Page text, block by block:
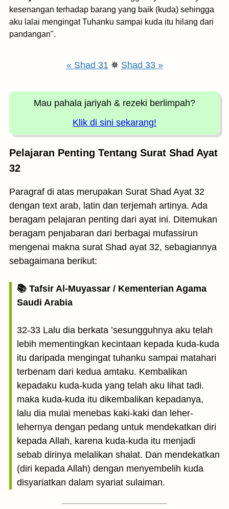
kesenangan terhadap barang yang baik (kuda) sehingga
aku lalai mengingat Tuhanku sampai kuda itu hilang dari
pandangan".
« Shad 31✵ Shad 33 »
Mau pahala jariyah & rezeki berlimpah?
Klik di sini sekarang!
Pelajaran Penting Tentang Surat Shad Ayat
32
Paragraf di atas merupakan Surat Shad Ayat 32
dengan text arab, latin dan terjemah artinya. Ada
beragam pelajaran penting dari ayat ini. Ditemukan
beragam penjabaran dari berbagai mufassirun
mengenai makna surat Shad ayat 32, sebagiannya
sebagaimana berikut:
📚 Tafsir Al-Muyassar / Kementerian Agama
Saudi Arabia
32-33 Lalu dia berkata ’sesungguhnya aku telah
lebih mementingkan kecintaan kepada kuda-kuda
itu daripada mengingat tuhanku sampai matahari
terbenam dari kedua amtaku. Kembalikan
kepadaku kuda-kuda yang telah aku lihat tadi.
maka kuda-kuda itu dikembalikan kepadanya,
lalu dia mulai menebas kaki-kaki dan leher-
lehernya dengan pedang untuk mendekatkan diri
kepada Allah, karena kuda-kuda itu menjadi
sebab dirinya melalikan shalat. Dan mendekatkan
(diri kepada Allah) dengan menyembelih kuda
disyariatkan dalam syariat sulaiman.